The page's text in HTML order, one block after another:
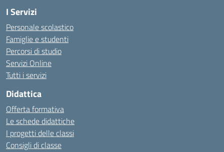
I Servizi
Personale scolastico
Famiglie e studenti
Percorsi di studio
Servizi Online
Tutti i servizi
Didattica
Offerta formativa
Le schede didattiche
I progetti delle classi
Consigli di classe